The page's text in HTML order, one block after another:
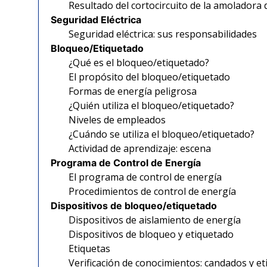
Resultado del cortocircuito de la amoladora
Seguridad Eléctrica
Seguridad eléctrica: sus responsabilidades
Bloqueo/Etiquetado
¿Qué es el bloqueo/etiquetado?
El propósito del bloqueo/etiquetado
Formas de energía peligrosa
¿Quién utiliza el bloqueo/etiquetado?
Niveles de empleados
¿Cuándo se utiliza el bloqueo/etiquetado?
Actividad de aprendizaje: escena
Programa de Control de Energía
El programa de control de energía
Procedimientos de control de energía
Dispositivos de bloqueo/etiquetado
Dispositivos de aislamiento de energía
Dispositivos de bloqueo y etiquetado
Etiquetas
Verificación de conocimientos: candados y